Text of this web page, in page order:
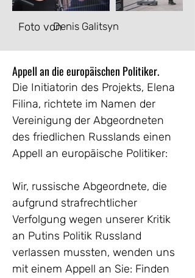
Foto vonDenis Galitsyn
Appell an die europäischen Politiker.
Die Initiatorin des Projekts, Elena
Filina, richtete im Namen der
Vereinigung der Abgeordneten
des friedlichen Russlands einen
Appell an europäische Politiker:
Wir, russische Abgeordnete, die
aufgrund strafrechtlicher
Verfolgung wegen unserer Kritik
an Putins Politik Russland
verlassen mussten, wenden uns
mit einem Appell an Sie: Finden